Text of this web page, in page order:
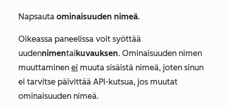
Napsauta ominaisuuden nimeä.
Oikeassa paneelissa voit syöttää
uudennimentai kuvauksen. Ominaisuuden nimen
muuttaminen ei muuta sisäistä nimeä, joten sinun
ei tarvitse päivittää API-kutsua, jos muutat
ominaisuuden nimeä.